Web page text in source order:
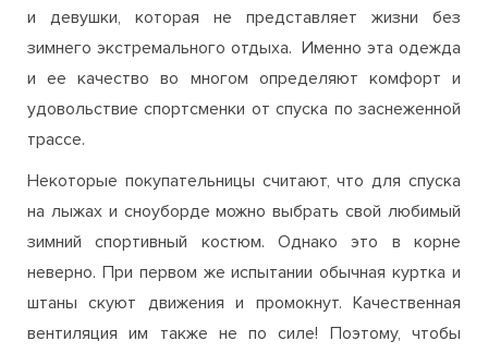
и девушки, которая не представляет жизни без
зимнего экстремального отдыха. Именно эта одежда
и ее качество во многом определяют комфорт и
удовольствие спортсменки от спуска по заснеженной
трассе.
Некоторые покупательницы считают, что для спуска
на лыжах и сноуборде можно выбрать свой любимый
зимний спортивный костюм. Однако это в корне
неверно. При первом же испытании обычная куртка и
штаны скуют движения и промокнут. Качественная
вентиляция им также не по силе! Поэтому, чтобы